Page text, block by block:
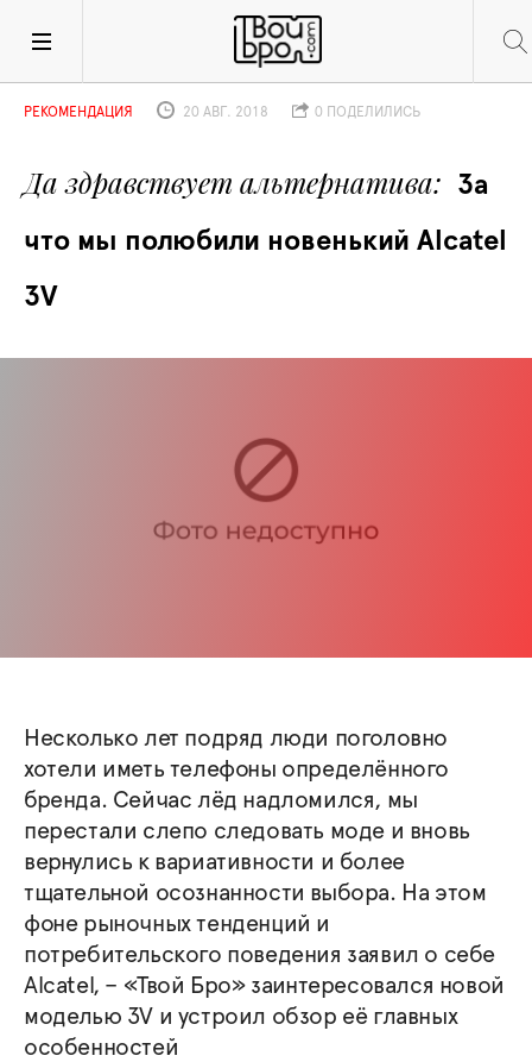
Да здравствует альтернатива
За
что мы полюбили новенький Alcatel
3V
РЕКОМЕНДАЦИЯ 20 АВГ. 2018 0 ПОДЕЛИЛИСЬ
Несколько лет подряд люди поголовно
хотели иметь телефоны определённого
бренда. Сейчас лёд надломился, мы
перестали слепо следовать моде и вновь
вернулись к вариативности и более
тщательной осознанности выбора. На этом
фоне рыночных тенденций и
потребительского поведения заявил о себе
Alcatel, – «Твой Бро» заинтересовался новой
моделью 3V и устроил обзор её главных
особенностей